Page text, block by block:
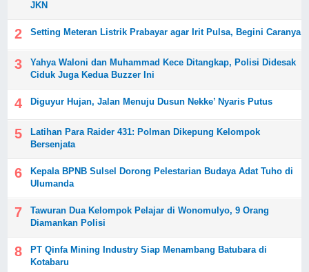
JKN
Setting Meteran Listrik Prabayar agar Irit Pulsa, Begini Caranya
Yahya Waloni dan Muhammad Kece Ditangkap, Polisi Didesak
Ciduk Juga Kedua Buzzer Ini
Diguyur Hujan, Jalan Menuju Dusun Nekke’ Nyaris Putus
Latihan Para Raider 431: Polman Dikepung Kelompok
Bersenjata
Kepala BPNB Sulsel Dorong Pelestarian Budaya Adat Tuho di
Ulumanda
Tawuran Dua Kelompok Pelajar di Wonomulyo, 9 Orang
Diamankan Polisi
PT Qinfa Mining Industry Siap Menambang Batubara di
Kotabaru